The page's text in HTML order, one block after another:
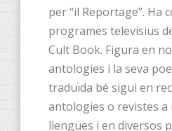
per “il Reportage”. Ha
programes televisius
Cult Book. Figura en
antologies i la seva
traduïda bé sigui en
antologies o revistes a
llengües i en diversos